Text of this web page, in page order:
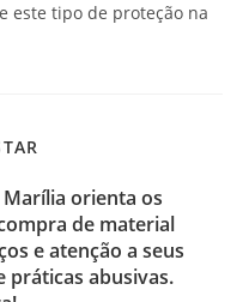
este tipo de proteção na
orienta os
de material
e atenção a seus
práticas abusivas.